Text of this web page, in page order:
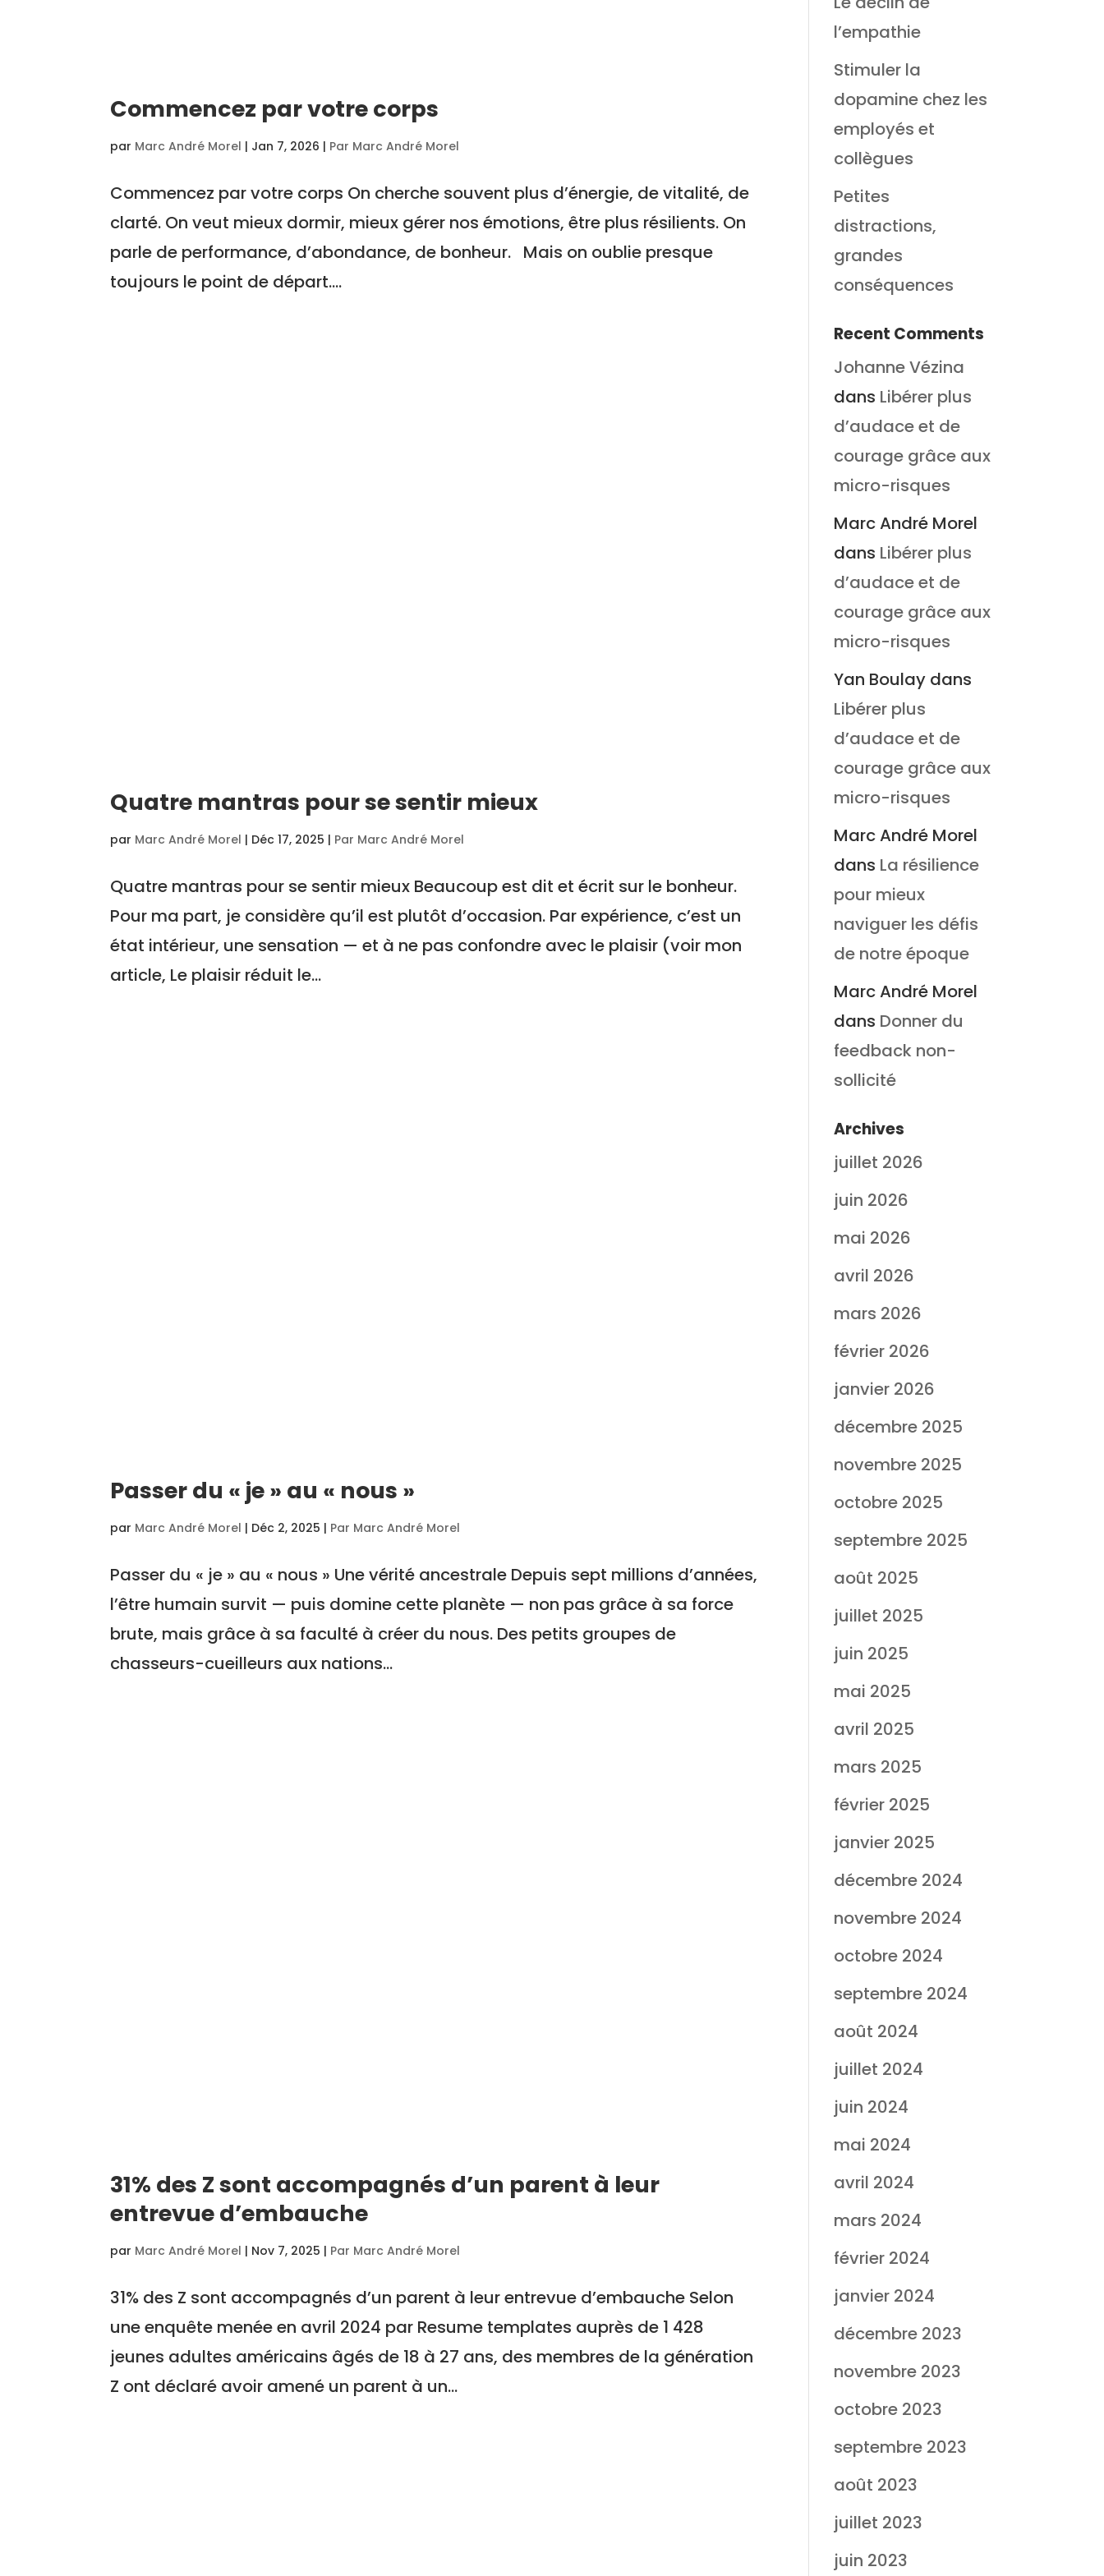
Commencez par votre corps
par Marc André Morel | Jan 7, 2026 | Par Marc André Morel
Commencez par votre corps On cherche souvent plus d’énergie, de vitalité, de
clarté. On veut mieux dormir, mieux gérer nos émotions, être plus résilients. On
parle de performance, d’abondance, de bonheur. Mais on oublie presque
toujours le point de départ....
Quatre mantras pour se sentir mieux
par Marc André Morel | Déc 17, 2025 | Par Marc André Morel
Quatre mantras pour se sentir mieux Beaucoup est dit et écrit sur le bonheur.
Pour ma part, je considère qu’il est plutôt d’occasion. Par expérience, c’est un
état intérieur, une sensation — et à ne pas confondre avec le plaisir (voir mon
article, Le plaisir réduit le...
Passer du « je » au « nous »
par Marc André Morel | Déc 2, 2025 | Par Marc André Morel
Passer du « je » au « nous » Une vérité ancestrale Depuis sept millions d’années,
l’être humain survit — puis domine cette planète — non pas grâce à sa force
brute, mais grâce à sa faculté à créer du nous. Des petits groupes de
chasseurs-cueilleurs aux nations...
31% des Z sont accompagnés d’un parent à leur
entrevue d’embauche
par Marc André Morel | Nov 7, 2025 | Par Marc André Morel
31% des Z sont accompagnés d’un parent à leur entrevue d’embauche Selon
une enquête menée en avril 2024 par Resume templates auprès de 1 428
jeunes adultes américains âgés de 18 à 27 ans, des membres de la génération
Z ont déclaré avoir amené un parent à un...
l’empathie
Stimuler la
dopamine chez les
employés et
collègues
Petites
distractions,
grandes
conséquences
Recent Comments
Johanne Vézina
dans Libérer plus
d’audace et de
courage grâce aux
micro-risques
Marc André Morel
dans Libérer plus
d’audace et de
courage grâce aux
micro-risques
Yan Boulay dans
Libérer plus
d’audace et de
courage grâce aux
micro-risques
Marc André Morel
dans La résilience
pour mieux
naviguer les défis
de notre époque
Marc André Morel
dans Donner du
feedback non-
sollicité
Archives
juillet 2026
juin 2026
mai 2026
avril 2026
mars 2026
février 2026
janvier 2026
décembre 2025
novembre 2025
octobre 2025
septembre 2025
août 2025
juillet 2025
juin 2025
mai 2025
avril 2025
mars 2025
février 2025
janvier 2025
décembre 2024
novembre 2024
octobre 2024
septembre 2024
août 2024
juillet 2024
juin 2024
mai 2024
avril 2024
mars 2024
février 2024
janvier 2024
décembre 2023
novembre 2023
octobre 2023
septembre 2023
août 2023
juillet 2023
juin 2023